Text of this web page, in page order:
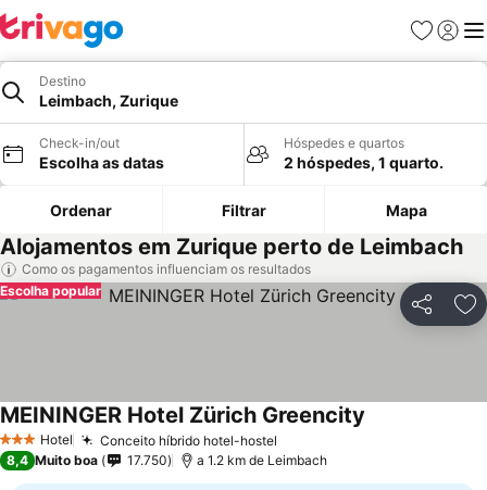
Favoritos
Iniciar
Destino
Leimbach, Zurique
Check-in/out
Escolha as datas
Hóspedes e quartos
2 hóspedes, 1 quarto.
Ordenar Filtrar Mapa
Alojamentos em Zurique perto de Leimbach
Como os pagamentos influenciam os resultados
Partilhar
Escolha popular
3 EstrelasHotel Conceito híbrido hotel-hostel
MEININGER Hotel Zürich Greencity
8,4 Muito boa 17.750 a 1.2 km de Leimbach